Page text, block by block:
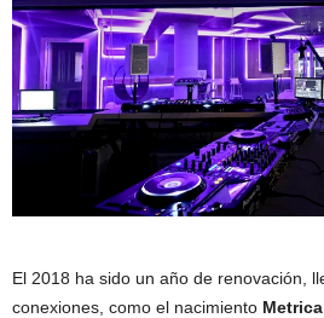
El 2018 ha sido un año de renovación,
conexiones, como el nacimiento